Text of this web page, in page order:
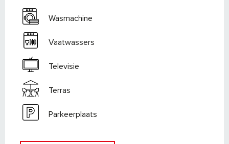
Wasmachine
Vaatwassers
Televisie
Terras
Parkeerplaats